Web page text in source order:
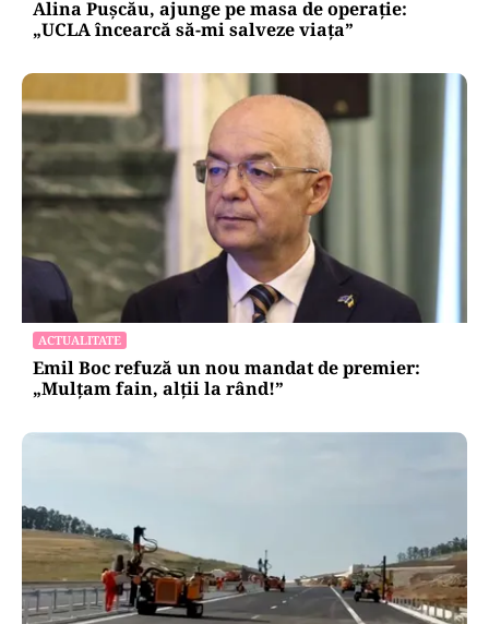
Alina Pușcău, ajunge pe masa de operație:
„UCLA încearcă să-mi salveze viața”
ACTUALITATE
Emil Boc refuză un nou mandat de premier:
„Mulțam fain, alții la rând!”